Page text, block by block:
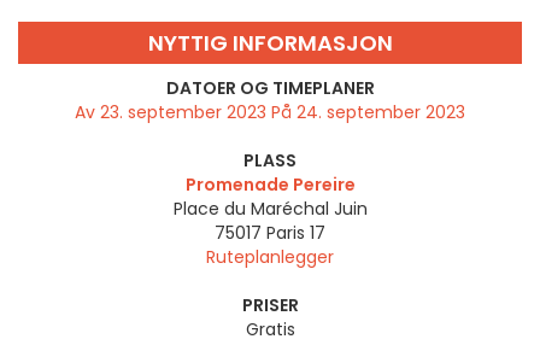
NYTTIG INFORMASJON
DATOER OG TIMEPLANER
Av 23. september 2023 På 24. september 2023
PLASS
Promenade Pereire
Place du Maréchal Juin
75017 Paris 17
Ruteplanlegger
PRISER
Gratis